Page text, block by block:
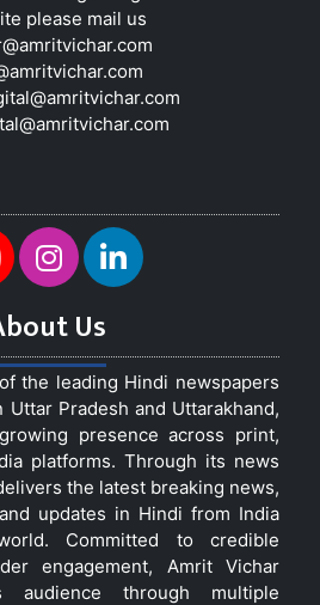
please mail us
Us
the leading Hindi newspapers
Pradesh and Uttarakhand,
presence across print,
platforms. Through its news
the latest breaking news,
updates in Hindi from India
Committed to credible
engagement, Amrit Vichar
through multiple